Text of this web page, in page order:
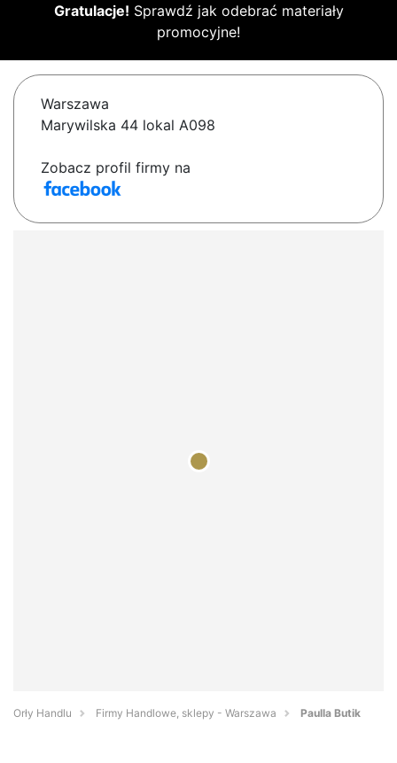
Gratulacje! Sprawdź jak odebrać materiały
promocyjne!
Warszawa
Marywilska 44 lokal A098
Zobacz profil firmy na
Orły Handlu Firmy Handlowe, sklepy - Warszawa Paulla Butik